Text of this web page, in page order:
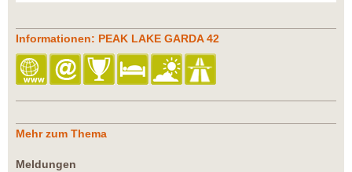
Informationen: PEAK LAKE GARDA 42
Mehr zum Thema
Meldungen